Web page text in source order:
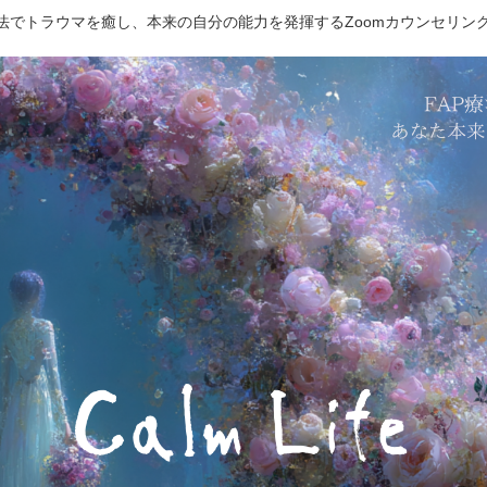
でトラウマを癒し、本来の自分の能力を発揮するZoomカウンセリン